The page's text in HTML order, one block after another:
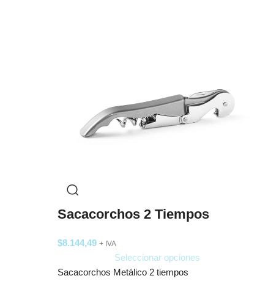
Sacacorchos 2 Tiempos
$8.144,49 + IVA
Seleccionar opciones
Sacacorchos Metálico 2 tiempos